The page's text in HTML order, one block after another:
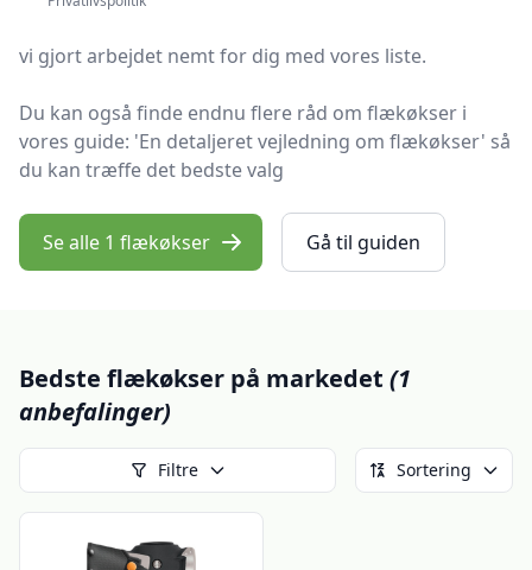
vi gjort arbejdet nemt for dig med vores liste.
Du kan også finde endnu flere råd om flækøkser i
vores guide: 'En detaljeret vejledning om flækøkser' så
du kan træffe det bedste valg
Se alle 1 flækøkser Gå til guiden
Bedste flækøkser på markedet (1
anbefalinger)
Filtre Sortering